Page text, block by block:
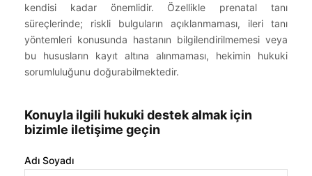
kendisi kadar önemlidir. Özellikle prenatal tanı
süreçlerinde; riskli bulguların açıklanmaması, ileri tanı
yöntemleri konusunda hastanın bilgilendirilmemesi veya
bu hususların kayıt altına alınmaması, hekimin hukuki
sorumluluğunu doğurabilmektedir.
Konuyla ilgili hukuki destek almak için
bizimle iletişime geçin
Adı Soyadı